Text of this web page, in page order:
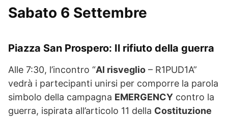
Sabato 6 Settembre
Piazza San Prospero: Il rifiuto della guerra
Alle 7:30, l’incontro “Al risveglio – R1PUD1A”
vedrà i partecipanti unirsi per comporre la parola
simbolo della campagna EMERGENCY contro la
guerra, ispirata all’articolo 11 della Costituzione